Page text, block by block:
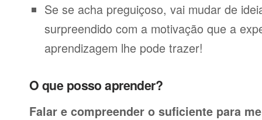
Se se acha preguiçoso, vai mudar de
surpreendido com a motivação que a
aprendizagem lhe pode trazer!
O que posso aprender?
Falar e compreender o suficiente para